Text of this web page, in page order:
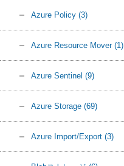
Azure Policy (3)
Azure Resource Mover (1)
Azure Sentinel (9)
Azure Storage (69)
Azure Import/Export (3)